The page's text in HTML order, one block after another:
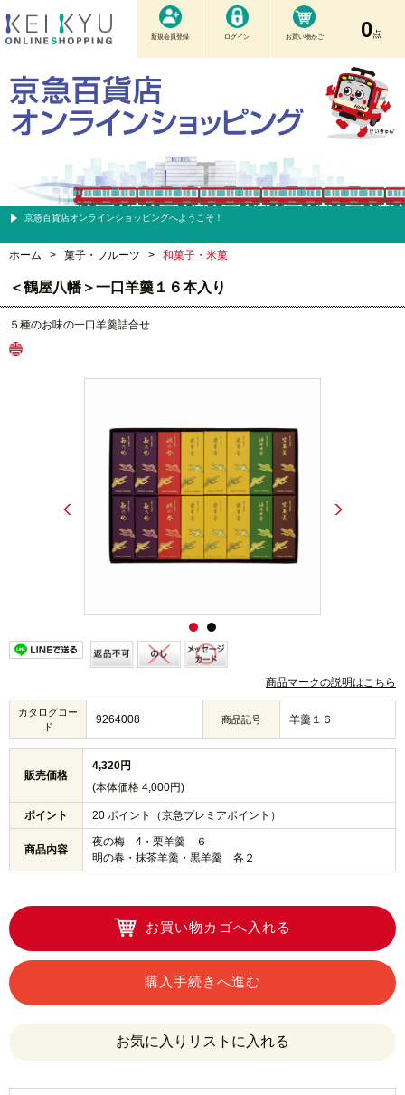
新規会員登録 ログイン お買い物かご 0点
京急百貨店オンラインショッピングへようこそ！
ホーム > 菓子・フルーツ > 和菓子・米菓
＜鶴屋八幡＞一口羊羹１６本入り
５種のお味の一口羊羹詰合せ
商品マークの説明はこちら
カタログコー
ド
9264008 商品記号 羊羹１６
販売価格
4,320円
(本体価格 4,000円)
ポイント 20 ポイント（京急プレミアポイント）
商品内容
夜の梅 4・栗羊羹 ６
明の春・抹茶羊羹・黒羊羹 各２
お買い物カゴへ入れる
購入手続きへ進む